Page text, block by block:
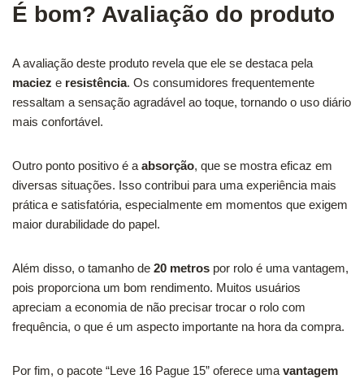
É bom? Avaliação do produto
A avaliação deste produto revela que ele se destaca pela
maciez e resistência. Os consumidores frequentemente
ressaltam a sensação agradável ao toque, tornando o uso diário
mais confortável.
Outro ponto positivo é a absorção, que se mostra eficaz em
diversas situações. Isso contribui para uma experiência mais
prática e satisfatória, especialmente em momentos que exigem
maior durabilidade do papel.
Além disso, o tamanho de 20 metros por rolo é uma vantagem,
pois proporciona um bom rendimento. Muitos usuários
apreciam a economia de não precisar trocar o rolo com
frequência, o que é um aspecto importante na hora da compra.
Por fim, o pacote “Leve 16 Pague 15” oferece uma vantagem